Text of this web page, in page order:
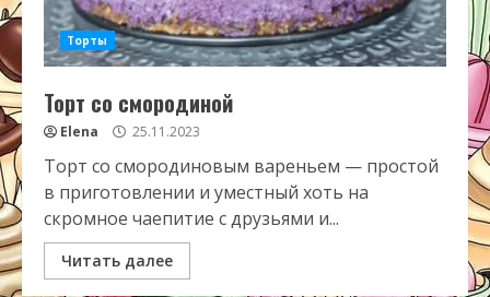
Торты
Торт со смородиной
Elena 25.11.2023
Торт со смородиновым вареньем — простой
в приготовлении и уместный хоть на
скромное чаепитие с друзьями и...
Читать далее